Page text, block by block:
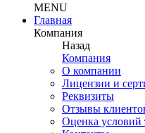
MENU
Главная
Компания
Назад
Компания
О компании
Лицензии и
Реквизиты
Отзывы
Оценка условий